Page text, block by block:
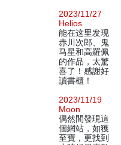
2023/11/27
Helios
能在这里发现
赤川次郎、鬼
马星和高羅佩
的作品，太驚
喜了！感謝好
讀書櫃！
2023/11/19
Moon
偶然間發現這
個網站，如獲
至寶，更找到